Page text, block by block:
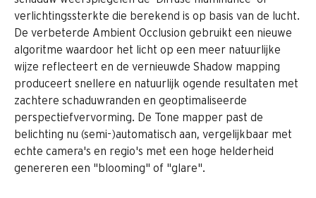
verlichtingssterkte die berekend is op basis van de lucht.
De verbeterde Ambient Occlusion gebruikt een nieuwe
algoritme waardoor het licht op een meer natuurlijke
wijze reflecteert en de vernieuwde Shadow mapping
produceert snellere en natuurlijk ogende resultaten met
zachtere schaduwranden en geoptimaliseerde
perspectiefvervorming. De Tone mapper past de
belichting nu (semi-)automatisch aan, vergelijkbaar met
echte camera's en regio's met een hoge helderheid
genereren een "blooming" of "glare".